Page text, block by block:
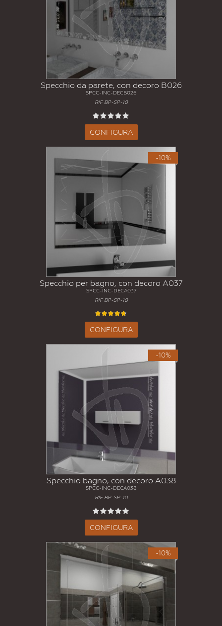
Specchio da parete, con decoro B026
SPCC-INC-DECB026
RIF BP-SP-10
CONFIGURA
-10%
Specchio per bagno, con decoro A037
SPCC-INC-DECA037
RIF BP-SP-10
CONFIGURA
-10%
Specchio bagno, con decoro A038
SPCC-INC-DECA038
RIF BP-SP-10
CONFIGURA
-10%